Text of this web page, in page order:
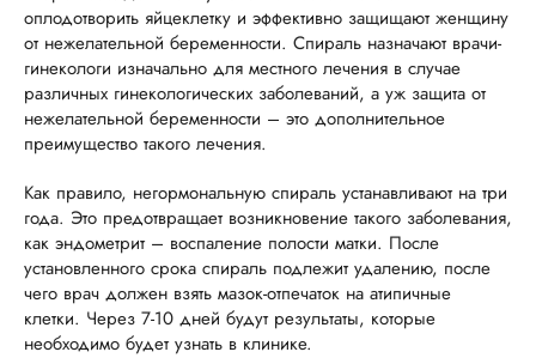
оплодотворить яйцеклетку и эффективно защищают женщину
от нежелательной беременности. Спираль назначают врачи-
гинекологи изначально для местного лечения в случае
различных гинекологических заболеваний, а уж защита от
нежелательной беременности – это дополнительное
преимущество такого лечения.
Как правило, негормональную спираль устанавливают на три
года. Это предотвращает возникновение такого заболевания,
как эндометрит – воспаление полости матки. После
установленного срока спираль подлежит удалению, после
чего врач должен взять мазок-отпечаток на атипичные
клетки. Через 7-10 дней будут результаты, которые
необходимо будет узнать в клинике.